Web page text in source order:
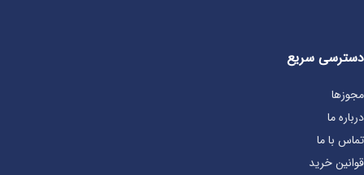
دسترسی سریع
مجوزها
درباره ما
تماس با ما
قوانین خرید